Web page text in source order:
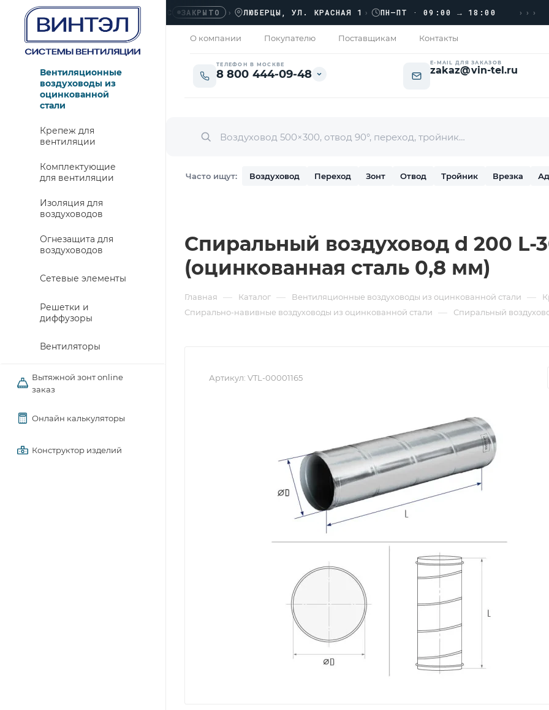
ОФИС ЗАКРЫТО › ЛЮБЕРЦЫ, УЛ. КРАСНАЯ 1› ПН–ПТ · 09:00 → 18:00 ›››
О компании Покупателю Поставщикам Контакты
ТЕЛЕФОН В МОСКВЕ
8 800 444-09-48
E-MAIL ДЛЯ ЗАКАЗОВ
zakaz@vin-tel.ru
Часто ищут: Воздуховод Переход Зонт Отвод Тройник Врезка
Вентиляционные
воздуховоды из
оцинкованной
стали
Крепеж для
вентиляции
Комплектующие
для вентиляции
Изоляция для
воздуховодов
Огнезащита для
воздуховодов
Сетевые элементы
Решетки и
диффузоры
Вентиляторы
Вытяжной зонт online
заказ
Онлайн калькуляторы
Конструктор изделий
Спиральный воздуховод d 200 L-
(оцинкованная сталь 0,8 мм)
Главная — Каталог — Вентиляционные воздуховоды из оцинкованной стали —
Спирально-навивные воздуховоды из оцинкованной стали
— Спиральный
Артикул: VTL-00001165